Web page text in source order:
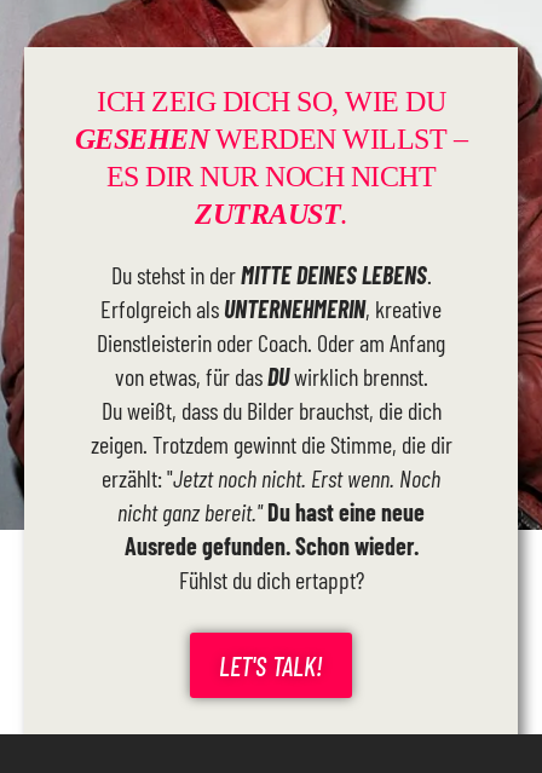
ICH ZEIG DICH SO, WIE DU
GESEHENWERDEN WILLST –
ES DIR NUR NOCH NICHT
ZUTRAUST.
Du stehst in derMITTE DEINES LEBENS.
Erfolgreich als UNTERNEHMERIN, kreative
Dienstleisterin oder Coach. Oder am Anfang
von etwas, für dasDUwirklich brennst.
Du weißt, dass du Bilder brauchst, die dich
zeigen. Trotzdem gewinnt die Stimme, die dir
erzählt: "Jetzt noch nicht. Erst wenn. Noch
nicht ganz bereit."Du hast eine neue
Ausrede gefunden. Schon wieder.
Fühlst du dich ertappt?
LET'S TALK!